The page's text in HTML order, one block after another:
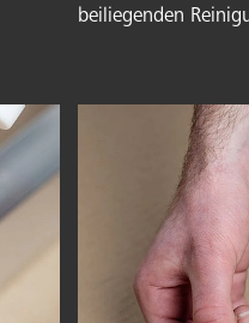
beiliegenden